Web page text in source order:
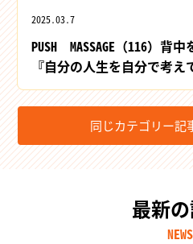
2025.03.7
PUSH MASSAGE（116）背
『自分の人生を自分で考え
同じカテゴリー記
最新
NEWS